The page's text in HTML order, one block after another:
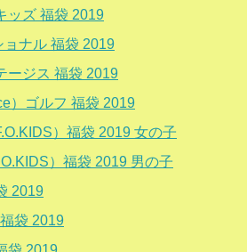
ッズ 福袋 2019
ナル 福袋 2019
ージス 福袋 2019
）ゴルフ 福袋 2019
）福袋 2019 女の子
）福袋 2019 男の子
2019
袋 2019